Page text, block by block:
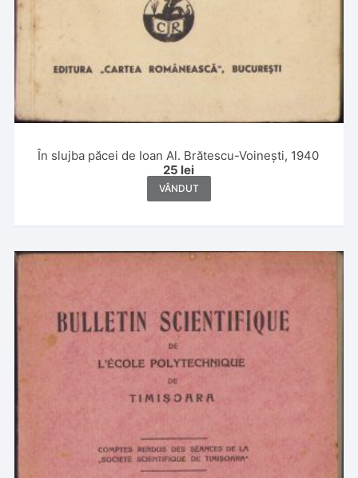
În slujba păcei de Ioan Al. Brătescu-Voinești, 1940
25 lei
VÂNDUT